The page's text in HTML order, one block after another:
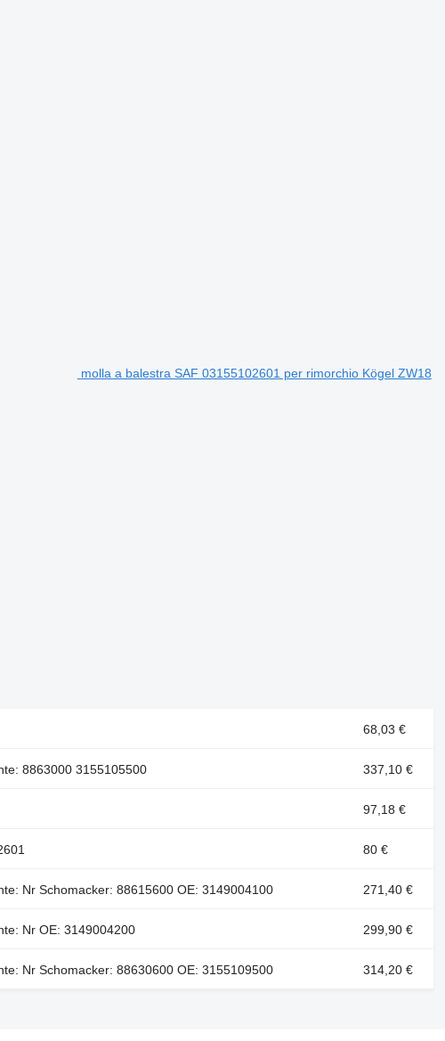
molla a balestra SAF 03155102601 per rimorchio Kögel ZW18
68,03 €
8863000 3155105500 337,10 €
97,18 €
80 €
Nr Schomacker: 88615600 OE: 3149004100 271,40 €
Nr OE: 3149004200 299,90 €
Nr Schomacker: 88630600 OE: 3155109500 314,20 €